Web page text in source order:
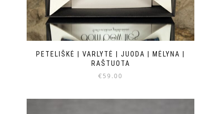
PETELIŠKĖ | VARLYTĖ | JUODA | MĖLYNA |
RAŠTUOTA
€59.00